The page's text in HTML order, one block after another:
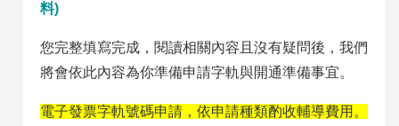
料)
您完整填寫完成，閱讀相關內容且沒有疑問後，我們
將會依此內容為你準備申請字軌與開通準備事宜。
電子發票字軌號碼申請，依申請種類酌收輔導費用。